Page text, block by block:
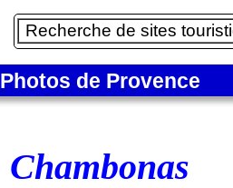
Photos de Provence
Chambonas